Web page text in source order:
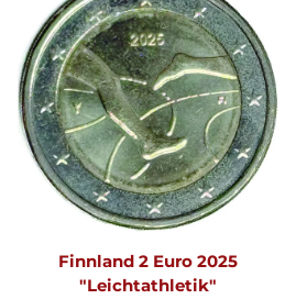
Finnland 2 Euro 2025
"Leichtathletik"